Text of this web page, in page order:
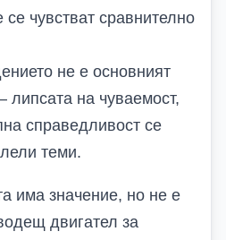
чувстват сравнително
не е основният
липсата на чуваемост,
справедливост се
теми.
има значение, но не е
двигател за